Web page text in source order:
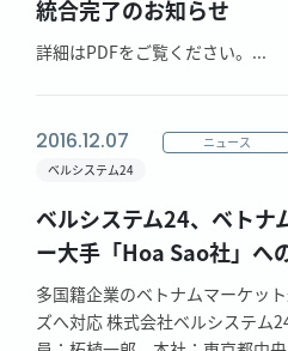
統合完了のお知らせ
詳細はPDFをご覧ください。...
2016.12.07
ニュース
ベルシステム24
ベルシステム24、ベトナ
ー大手「Hoa Sao社」へ
多国籍企業のベトナムマーケッ
ズへ対応 株式会社ベルシステ